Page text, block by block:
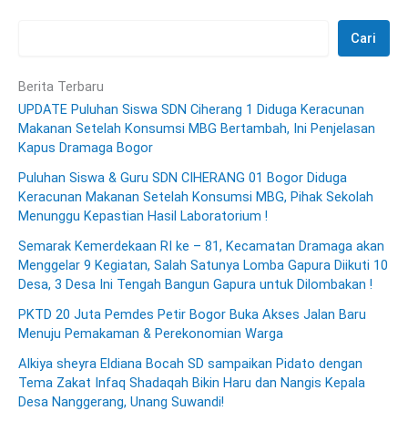
Cari
Berita Terbaru
UPDATE Puluhan Siswa SDN Ciherang 1 Diduga Keracunan
Makanan Setelah Konsumsi MBG Bertambah, Ini Penjelasan
Kapus Dramaga Bogor
Puluhan Siswa & Guru SDN CIHERANG 01 Bogor Diduga
Keracunan Makanan Setelah Konsumsi MBG, Pihak Sekolah
Menunggu Kepastian Hasil Laboratorium !
Semarak Kemerdekaan RI ke – 81, Kecamatan Dramaga akan
Menggelar 9 Kegiatan, Salah Satunya Lomba Gapura Diikuti 10
Desa, 3 Desa Ini Tengah Bangun Gapura untuk Dilombakan !
PKTD 20 Juta Pemdes Petir Bogor Buka Akses Jalan Baru
Menuju Pemakaman & Perekonomian Warga
Alkiya sheyra Eldiana Bocah SD sampaikan Pidato dengan
Tema Zakat Infaq Shadaqah Bikin Haru dan Nangis Kepala
Desa Nanggerang, Unang Suwandi!